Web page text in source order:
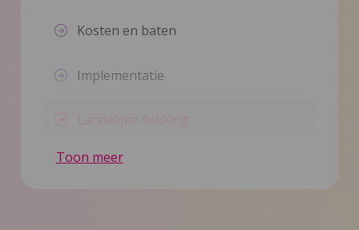
Kosten en baten
Implementatie
Nieuws
Toon meer